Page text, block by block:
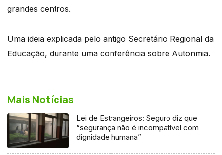
grandes centros.
Uma ideia explicada pelo antigo Secretário Regional da
Educação, durante uma conferência sobre Autonmia.
Mais Notícias
Lei de Estrangeiros: Seguro diz que
“segurança não é incompatível com
dignidade humana”